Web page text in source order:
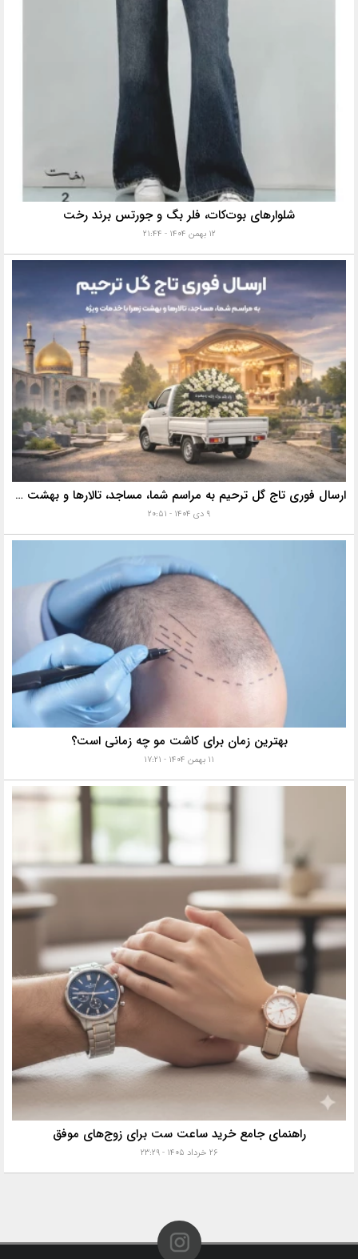
شلوارهای بوت‌کات، فلر بگ و جورتس برند رخت
۱۲ بهمن ۱۴۰۴ - ۲۱:۴۴
ارسال فوری تاج گل ترحیم به مراسم شما، مساجد، تالارها و بهشت زهرا با خدمات ویژه
۹ دی ۱۴۰۴ - ۲۰:۵۱
بهترین زمان برای کاشت مو چه زمانی است؟
۱۱ بهمن ۱۴۰۴ - ۱۷:۲۱
راهنمای جامع خرید ساعت ست برای زوج‌های موفق
۲۶ خرداد ۱۴۰۵ - ۲۳:۲۹